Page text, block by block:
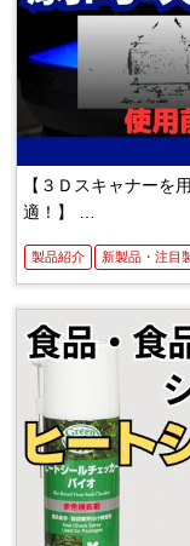
【３Ｄスキャナーを
適！】
製品紹介 新製品・注目